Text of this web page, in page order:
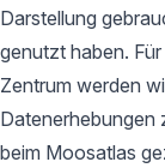
Darstellung
genutzt haben.
Zentrum werden
Datenerhebungen
beim Moosatlas